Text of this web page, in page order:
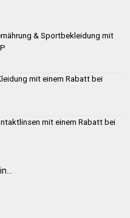
& Sportbekleidung mit
mit einem Rabatt bei
mit einem Rabatt bei